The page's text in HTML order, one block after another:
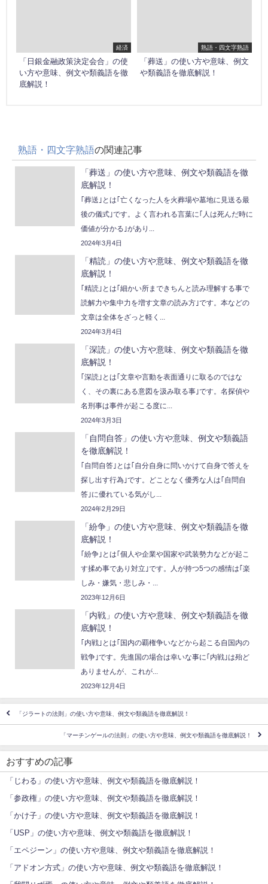
経済
「日銀金融政策決定会合」の使
い方や意味、例文や類義語を徹
底解説！
熟語・四文字熟語
「葬送」の使い方や意味、例文
や類義語を徹底解説！
熟語・四文字熟語の関連記事
「葬送」の使い方や意味、例文や類義語を徹
底解説！
｢葬送｣とは｢亡くなった人を火葬場や墓地に見送る最
後の儀式｣です。よく言われる言葉に｢人は死んだ時に
価値が分かる｣があり...
2024年3月4日
「精読」の使い方や意味、例文や類義語を徹
底解説！
｢精読｣とは｢細かい所まできちんと読み理解する事で
読解力や集中力を増す文章の読み方｣です。本などの
文章は全体をざっと軽く...
2024年3月4日
「深読」の使い方や意味、例文や類義語を徹
底解説！
｢深読｣とは｢文章や言動を表面通りに取るのではな
く、その裏にある意図を汲み取る事｣です。名探偵や
名刑事は事件が起こる度に...
2024年3月3日
「自問自答」の使い方や意味、例文や類義語
を徹底解説！
｢自問自答｣とは｢自分自身に問いかけて自身で答えを
探し出す行為｣です。どことなく優秀な人は｢自問自
答｣に優れている気がし...
2024年2月29日
「紛争」の使い方や意味、例文や類義語を徹
底解説！
｢紛争｣とは｢個人や企業や国家や武装勢力などが起こ
す揉め事であり対立｣です。人が持つ5つの感情は｢楽
しみ・嫌気・悲しみ・...
2023年12月6日
「内戦」の使い方や意味、例文や類義語を徹
底解説！
｢内戦｣とは｢国内の覇権争いなどから起こる自国内の
戦争｣です。先進国の場合は幸いな事に｢内戦｣は殆ど
ありませんが、これが...
2023年12月4日
「ジラートの法則」の使い方や意味、例文や類義語を徹底解説！
「マーチンゲールの法則」の使い方や意味、例文や類義語を徹底解説！
おすすめの記事
「じわる」の使い方や意味、例文や類義語を徹底解説！
「参政権」の使い方や意味、例文や類義語を徹底解説！
「かけ子」の使い方や意味、例文や類義語を徹底解説！
「USP」の使い方や意味、例文や類義語を徹底解説！
「エペジーン」の使い方や意味、例文や類義語を徹底解説！
「アドオン方式」の使い方や意味、例文や類義語を徹底解説！